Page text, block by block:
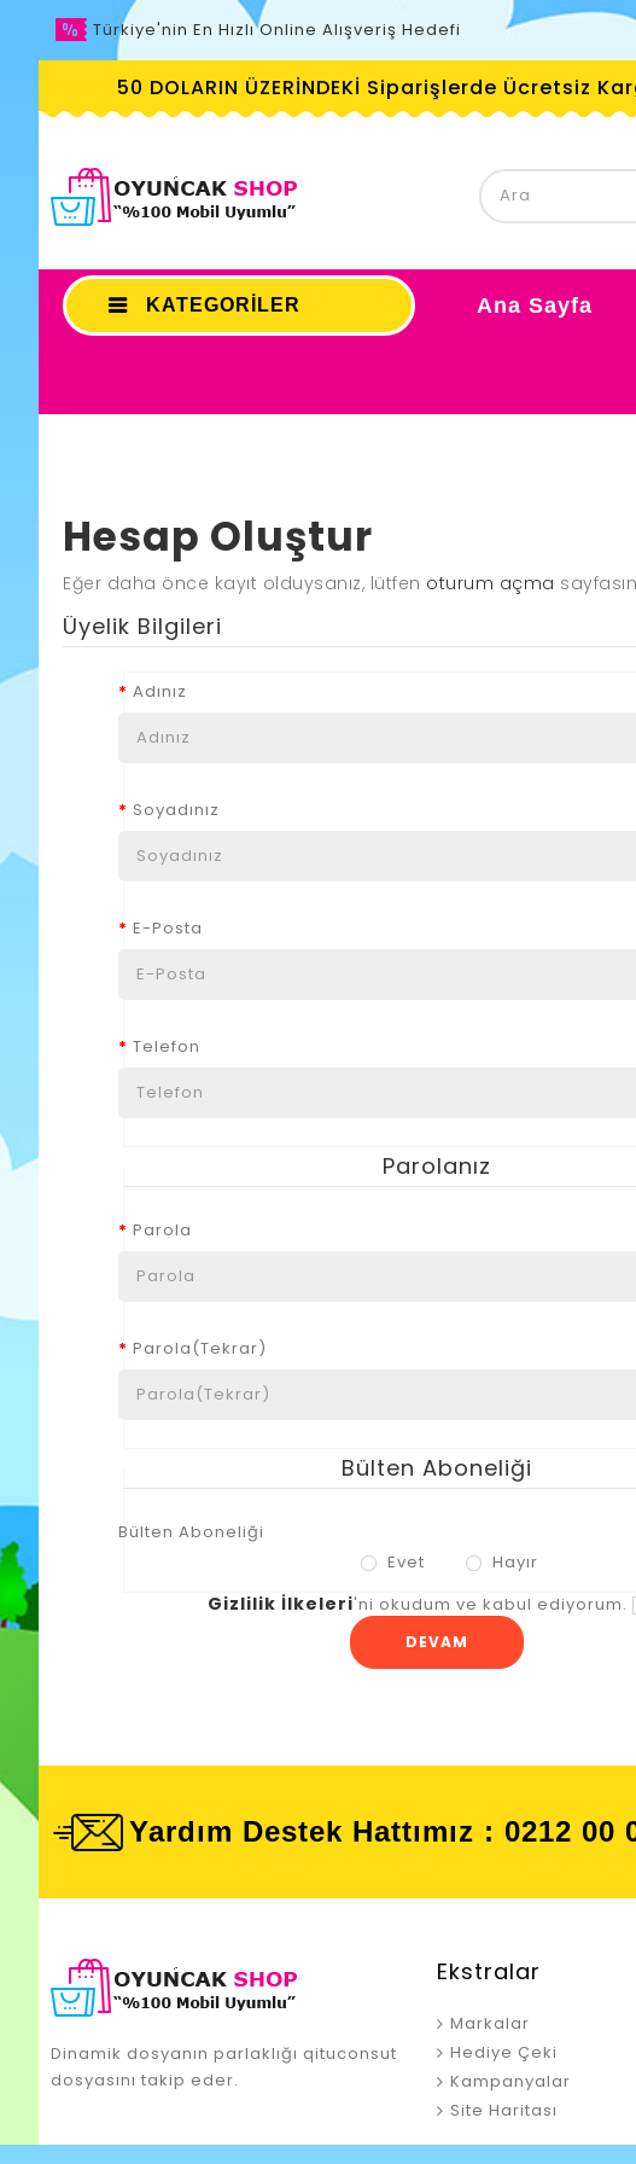
Türkiye'nin En Hızlı Online Alışveriş Hedefi
50 DOLARIN ÜZERİNDEKİ Siparişlerde Ücretsiz
KATEGORILER Ana Sayfa
Hesap Oluştur
Eğer daha önce kayıt olduysanız, lütfen oturum açma
Üyelik Bilgileri
Adınız
Soyadınız
E-Posta
Telefon
Parolanız
Parola
Parola(Tekrar)
Bülten Aboneliği
Bülten Aboneliği
Evet
Hayır
Gizlilik İlkeleri'ni okudum ve kabul ediyorum.
DEVAM
Yardım Destek Hattımız : 0212 00
Dinamik dosyanın parlaklığı qituconsut
dosyasını takip eder.
Ekstralar
Markalar
Hediye Çeki
Kampanyalar
Site Haritası